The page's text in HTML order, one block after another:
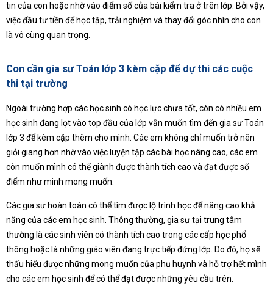
tin của con hoặc nhờ vào điểm số của bài kiểm tra ở trên lớp. Bởi vậy,
việc đầu tư tiền để học tập, trải nghiệm và thay đổi góc nhìn cho con
là vô cùng quan trọng.
Con cần gia sư Toán lớp 3 kèm cặp để dự thi các cuộc
thi tại trường
Ngoài trường hợp các học sinh có học lực chưa tốt, còn có nhiều em
học sinh đang lọt vào top đầu của lớp vẫn muốn tìm đến gia sư Toán
lớp 3 để kèm cặp thêm cho mình. Các em không chỉ muốn trở nên
giỏi giang hơn nhờ vào việc luyện tập các bài học nâng cao, các em
còn muốn mình có thể giành được thành tích cao và đạt được số
điểm như mình mong muốn.
Các gia sư hoàn toàn có thể tìm được lộ trình học để nâng cao khả
năng của các em học sinh. Thông thường, gia sư tại trung tâm
thường là các sinh viên có thành tích cao trong các cấp học phổ
thông hoặc là những giáo viên đang trực tiếp đứng lớp. Do đó, họ sẽ
thấu hiểu được những mong muốn của phụ huynh và hỗ trợ hết mình
cho các em học sinh để có thể đạt được những yêu cầu trên.